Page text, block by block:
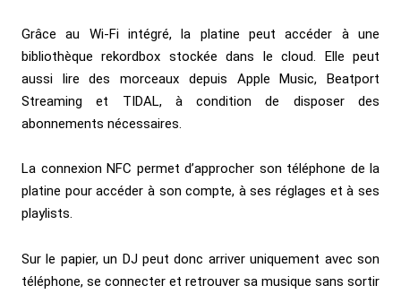
Grâce au Wi-Fi intégré, la platine peut accéder à une
bibliothèque rekordbox stockée dans le cloud. Elle peut
aussi lire des morceaux depuis Apple Music, Beatport
Streaming et TIDAL, à condition de disposer des
abonnements nécessaires.
La connexion NFC permet d’approcher son téléphone de la
platine pour accéder à son compte, à ses réglages et à ses
playlists.
Sur le papier, un DJ peut donc arriver uniquement avec son
téléphone, se connecter et retrouver sa musique sans sortir